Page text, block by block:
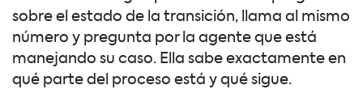
sobre el estado de la transición, llama al mismo
número y pregunta por la agente que está
manejando su caso. Ella sabe exactamente en
qué parte del proceso está y qué sigue.